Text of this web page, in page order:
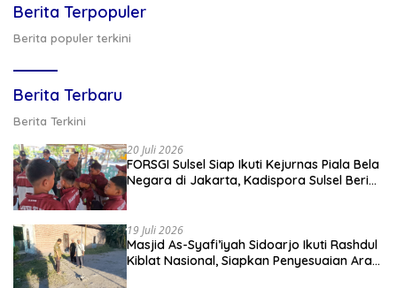
Berita Terpopuler
Berita populer terkini
Berita Terbaru
Berita Terkini
20 Juli 2026
FORSGI Sulsel Siap Ikuti Kejurnas Piala Bela
Negara di Jakarta, Kadispora Sulsel Beri
19 Juli 2026
Masjid As-Syafi’iyah Sidoarjo Ikuti Rashdul
Kiblat Nasional, Siapkan Penyesuaian Arah